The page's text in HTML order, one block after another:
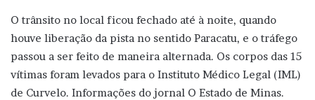
O trânsito no local ficou fechado até à noite, quando
houve liberação da pista no sentido Paracatu, e o tráfego
passou a ser feito de maneira alternada. Os corpos das 15
vítimas foram levados para o Instituto Médico Legal (IML)
de Curvelo. Informações do jornal O Estado de Minas.